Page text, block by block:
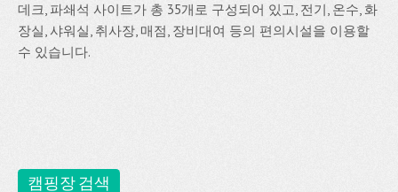
데크, 파쇄석 사이트가 총 35개로 구성되어 있고, 전기, 온수, 화
장실, 샤워실, 취사장, 매점, 장비대여 등의 편의시설을 이용할
수 있습니다.
캠핑장 검색